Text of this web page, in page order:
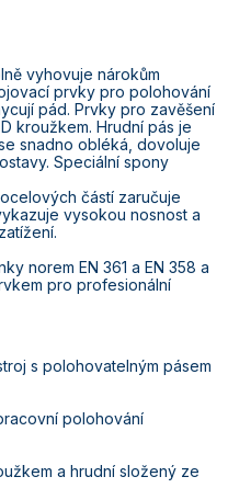
vyhovuje nárokům
prvky pro polohování
pád. Prvky pro zavěšení
kroužkem. Hrudní pás je
snadno obléká, dovoluje
Speciální spony
částí zaručuje
vysokou nosnost a
norem EN 361 a EN 358 a
pro profesionální
s polohovatelným pásem
polohování
a hrudní složený ze